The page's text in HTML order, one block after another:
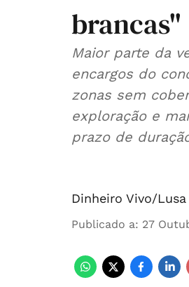
brancas"
Maior parte da
encargos do
zonas sem
exploração e
prazo de
Dinheiro Vivo/Lusa
Publicado a: 27